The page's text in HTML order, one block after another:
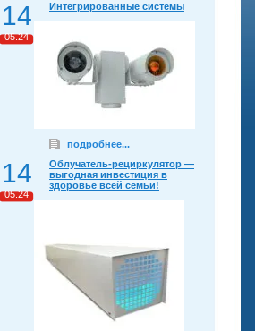
14
05.24
Интегрированные системы
подробнее...
14
05.24
Облучатель-рециркулятор —
выгодная инвестиция в
здоровье всей семьи!